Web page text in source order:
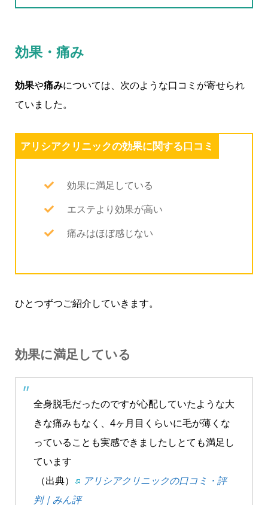
効果・痛み
効果や痛みについては、次のような口コミが寄せられ
ていました。
アリシアクリニックの効果に関する口コミ
効果に満足している
エステより効果が高い
痛みはほぼ感じない
ひとつずつご紹介していきます。
効果に満足している
全身脱毛だったのですが心配していたような大
きな痛みもなく、4ヶ月目くらいに毛が薄くな
っていることも実感できましたしとても満足し
ています
（出典）
アリシアクリニックの口コミ・評
判｜みん評